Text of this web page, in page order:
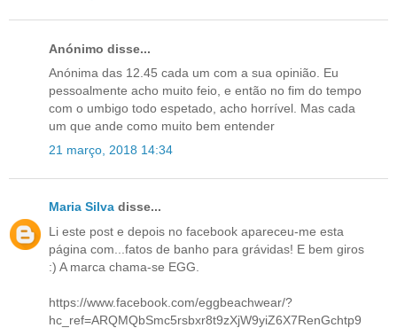
Anónimo disse...
Anónima das 12.45 cada um com a sua opinião. Eu
pessoalmente acho muito feio, e então no fim do tempo
com o umbigo todo espetado, acho horrível. Mas cada
um que ande como muito bem entender
21 março, 2018 14:34
Maria Silva disse...
Li este post e depois no facebook apareceu-me esta
página com...fatos de banho para grávidas! E bem giros
:) A marca chama-se EGG.
https://www.facebook.com/eggbeachwear/?
hc_ref=ARQMQbSmc5rsbxr8t9zXjW9yiZ6X7RenGchtp9